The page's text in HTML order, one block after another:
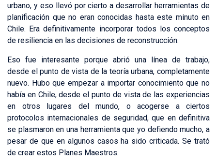
urbano, y eso llevó por cierto a desarrollar herramientas de
planificación que no eran conocidas hasta este minuto en
Chile. Era definitivamente incorporar todos los conceptos
de resiliencia en las decisiones de reconstrucción.
Eso fue interesante porque abrió una línea de trabajo,
desde el punto de vista de la teoría urbana, completamente
nuevo. Hubo que empezar a importar conocimiento que no
había en Chile, desde el punto de vista de las experiencias
en otros lugares del mundo, o acogerse a ciertos
protocolos internacionales de seguridad, que en definitiva
se plasmaron en una herramienta que yo defiendo mucho, a
pesar de que en algunos casos ha sido criticada. Se trató
de crear estos Planes Maestros.